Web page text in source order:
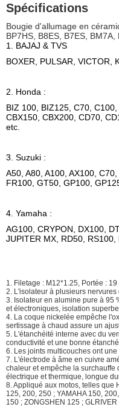
Spécifications
Bougie d'allumage en
BP7HS, B8ES, B7ES, BM7A,
1. BAJAJ & TVS
BOXER, PULSAR, VICTOR,
2. Honda :
BIZ 100, BIZ125, C70,
CBX150, CBX200, CD70,
etc.
3. Suzuki :
A50, A80, A100, AX100,
FR100, GT50, GP100,
4. Yamaha :
AG100, CRYPON, DX100,
JUPITER MX, RD50, RS100,
1. Filetage : M12*1.25, Portée : 19
2. L'isolateur à plusieurs
3. Isolateur en alumine pure à 95
et électroniques, isolation
4. La coque nickelée empêche
sertissage à chaud assure un
5. L'étanchéité interne avec du
conductivité et une bonne
6. Les joints multicouches ont
7. L'électrode à âme en cuivre
chaleur et empêche la surchauffe
électrique et thermique, longue
8. Appliqué aux motos, telles que
125, 200, 250 ; YAMAHA 150,
150 ; ZONGSHEN 125 ; GLRIVER